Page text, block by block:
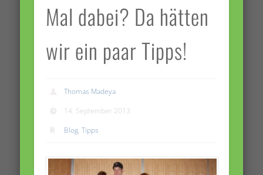
Mal dabei? Da hätten
wir ein paar Tipps!
Thomas Madeya
14. September 2013
Blog,Tipps